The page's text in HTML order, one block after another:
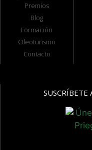
Premios
Blog
Formación
Oleoturismo
Contacto
SUSCRÍBETE